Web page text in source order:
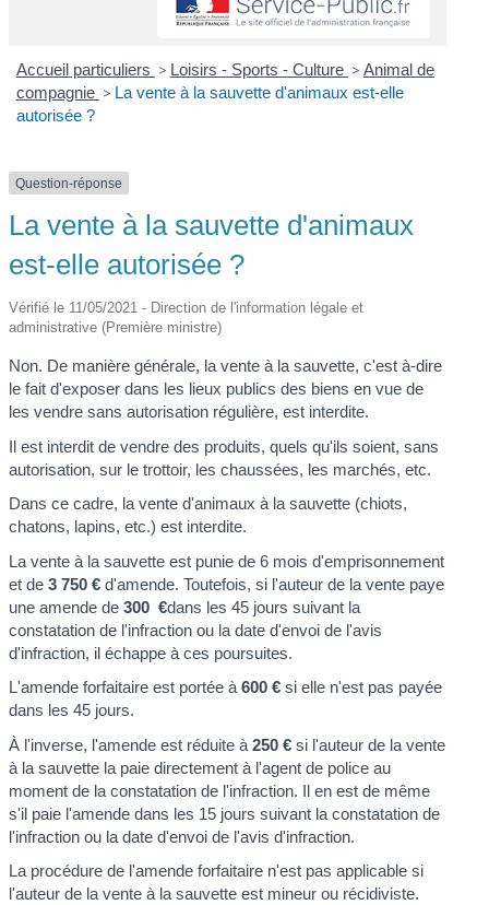
Accueil particuliers > Loisirs - Sports - Culture > Animal de
compagnie > La vente à la sauvette d'animaux est-elle
autorisée ?
Question-réponse
La vente à la sauvette d'animaux
est-elle autorisée ?
Vérifié le 11/05/2021 - Direction de l'information légale et
administrative (Première ministre)
Non. De manière générale, la vente à la sauvette, c'est à-dire
le fait d'exposer dans les lieux publics des biens en vue de
les vendre sans autorisation régulière, est interdite.
Il est interdit de vendre des produits, quels qu'ils soient, sans
autorisation, sur le trottoir, les chaussées, les marchés, etc.
Dans ce cadre, la vente d'animaux à la sauvette (chiots,
chatons, lapins, etc.) est interdite.
La vente à la sauvette est punie de 6 mois d'emprisonnement
et de3 750 € d'amende. Toutefois, si l'auteur de la vente paye
une amende de300 €dans les 45 jours suivant la
constatation de l'infraction ou la date d'envoi de l'avis
d'infraction, il échappe à ces poursuites.
L'amende forfaitaire est portée à600 € si elle n'est pas payée
dans les 45 jours.
À l'inverse, l'amende est réduite à250 € si l'auteur de la vente
à la sauvette la paie directement à l'agent de police au
moment de la constatation de l'infraction. Il en est de même
s'il paie l'amende dans les 15 jours suivant la constatation de
l'infraction ou la date d'envoi de l'avis d'infraction.
La procédure de l'amende forfaitaire n'est pas applicable si
l'auteur de la vente à la sauvette est mineur ou récidiviste.